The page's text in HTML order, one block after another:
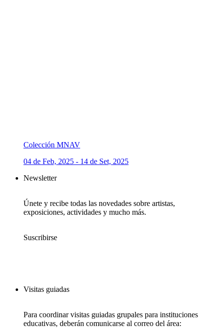
Colección MNAV
04 de Feb, 2025 - 14 de Set, 2025
Newsletter
Únete y recibe todas las novedades sobre artistas,
exposiciones, actividades y mucho más.
Suscribirse
Visitas guiadas
Para coordinar visitas guiadas grupales para instituciones
educativas, deberán comunicarse al correo del área: